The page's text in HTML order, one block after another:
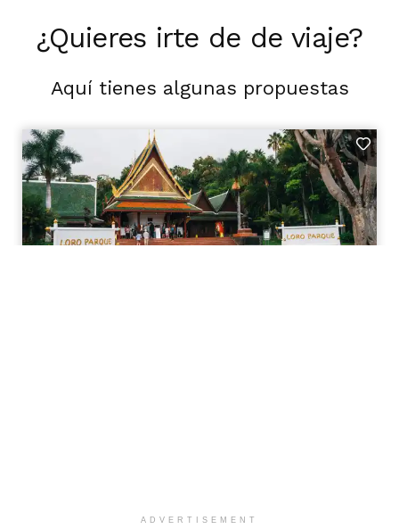
¿Quieres irte de de viaje?
Aquí tienes algunas propuestas
ADVERTISEMENT